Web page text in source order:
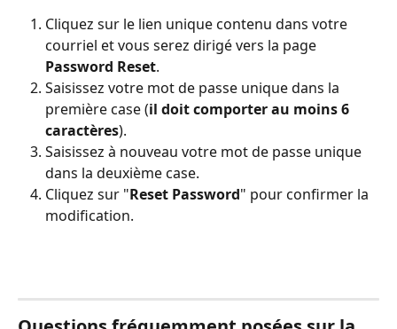
Cliquez sur le lien unique contenu dans votre
courriel et vous serez dirigé vers la page
Password Reset.
Saisissez votre mot de passe unique dans la
première case (il doit comporter au moins 6
caractères).
Saisissez à nouveau votre mot de passe unique
dans la deuxième case.
Cliquez sur "Reset Password" pour confirmer la
modification.